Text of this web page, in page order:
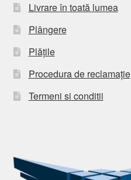
Livrare în toată lumea
Plângere
Plățile
Procedura de reclamație
Termeni si conditii